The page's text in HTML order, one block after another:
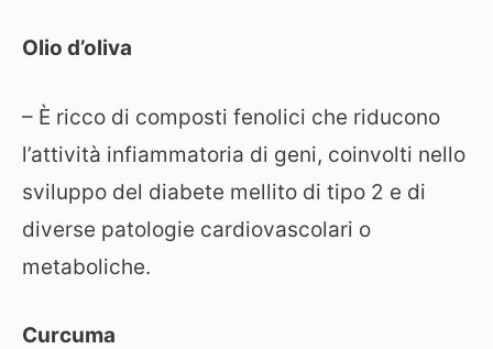
Olio d’oliva
– È ricco di composti fenolici che riducono
l’attività infiammatoria di geni, coinvolti nello
sviluppo del diabete mellito di tipo 2 e di
diverse patologie cardiovascolari o
metaboliche.
Curcuma